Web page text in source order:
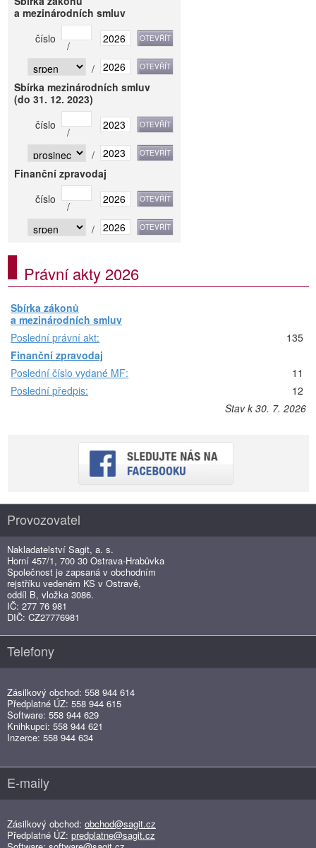
a mezinárodních smluv
číslo
/
/
Sbírka mezinárodních smluv
(do 31. 12. 2023)
číslo
/
/
Finanční zpravodaj
číslo
/
/
Právní akty 2026
Sbírka zákonů
a mezinárodních smluv
Poslední právní akt:
135
Finanční zpravodaj
Poslední číslo vydané MF:
11
Poslední předpis:
12
Stav k 30. 7. 2026
Provozovatel
Nakladatelství Sagit, a. s.
Horní 457/1, 700 30 Ostrava-Hrabůvka
Společnost je zapsaná v obchodním
rejstříku vedeném KS v Ostravě,
oddíl B, vložka 3086.
IČ: 277 76 981
DIČ: CZ27776981
Telefony
Zásilkový obchod: 558 944 614
Předplatné ÚZ: 558 944 615
Software: 558 944 629
Knihkupci: 558 944 621
Inzerce: 558 944 634
E-maily
Zásilkový obchod: obchod@sagit.cz
Předplatné ÚZ: predplatne@sagit.cz